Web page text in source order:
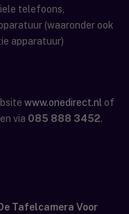
telefoons,
(waaronder ook
apparatuur)
www.onedirect.nl of
via 085 888 3452.
Tafelcamera Voor